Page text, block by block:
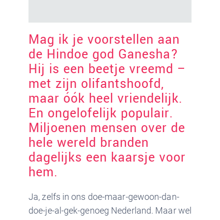
Mag ik je voorstellen aan
de Hindoe god Ganesha?
Hij is een beetje vreemd –
met zijn olifantshoofd,
maar óók heel vriendelijk.
En ongelofelijk populair.
Miljoenen mensen over de
hele wereld branden
dagelijks een kaarsje voor
hem.
Ja, zelfs in ons doe-maar-gewoon-dan-
doe-je-al-gek-genoeg Nederland. Maar wel